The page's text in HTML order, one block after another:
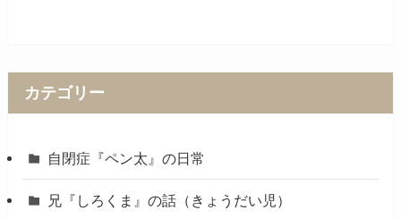
カテゴリー
自閉症『ペン太』の日常
兄『しろくま』の話（きょうだい児）